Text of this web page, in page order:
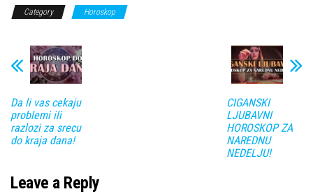
Category Horoskop
Da li vas cekaju
problemi ili
razlozi za srecu
do kraja dana!
CIGANSKI
LJUBAVNI
HOROSKOP ZA
NAREDNU
NEDELJU!
Leave a Reply